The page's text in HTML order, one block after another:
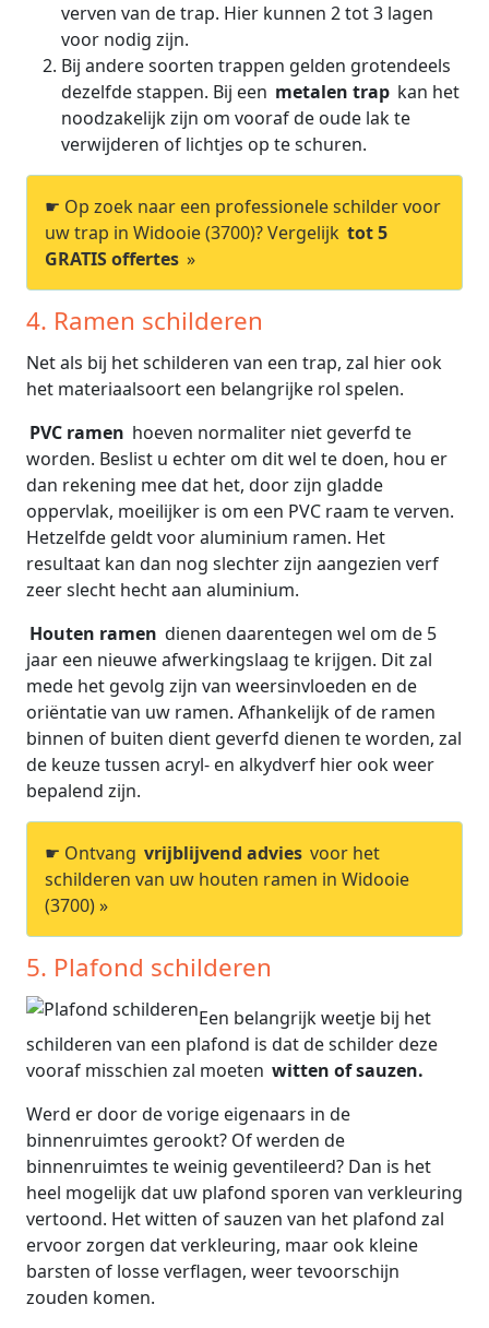
verven van de trap. Hier kunnen 2 tot 3 lagen
voor nodig zijn.
Bij andere soorten trappen gelden grotendeels
dezelfde stappen. Bij een metalen trap kan het
noodzakelijk zijn om vooraf de oude lak te
verwijderen of lichtjes op te schuren.
☛ Op zoek naar een professionele schilder voor
uw trap in Widooie (3700)? Vergelijk tot 5
GRATIS offertes »
4. Ramen schilderen
Net als bij het schilderen van een trap, zal hier ook
het materiaalsoort een belangrijke rol spelen.
PVC ramen hoeven normaliter niet geverfd te
worden. Beslist u echter om dit wel te doen, hou er
dan rekening mee dat het, door zijn gladde
oppervlak, moeilijker is om een PVC raam te verven.
Hetzelfde geldt voor aluminium ramen. Het
resultaat kan dan nog slechter zijn aangezien verf
zeer slecht hecht aan aluminium.
Houten ramen dienen daarentegen wel om de 5
jaar een nieuwe afwerkingslaag te krijgen. Dit zal
mede het gevolg zijn van weersinvloeden en de
oriëntatie van uw ramen. Afhankelijk of de ramen
binnen of buiten dient geverfd dienen te worden, zal
de keuze tussen acryl- en alkydverf hier ook weer
bepalend zijn.
☛ Ontvang vrijblijvend advies voor het
schilderen van uw houten ramen in Widooie
(3700) »
5. Plafond schilderen
Een belangrijk weetje bij het
schilderen van een plafond is dat de schilder deze
vooraf misschien zal moeten witten of sauzen.
Werd er door de vorige eigenaars in de
binnenruimtes gerookt? Of werden de
binnenruimtes te weinig geventileerd? Dan is het
heel mogelijk dat uw plafond sporen van verkleuring
vertoond. Het witten of sauzen van het plafond zal
ervoor zorgen dat verkleuring, maar ook kleine
barsten of losse verflagen, weer tevoorschijn
zouden komen.